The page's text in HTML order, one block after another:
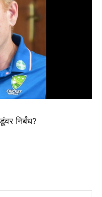
निर्बंध?